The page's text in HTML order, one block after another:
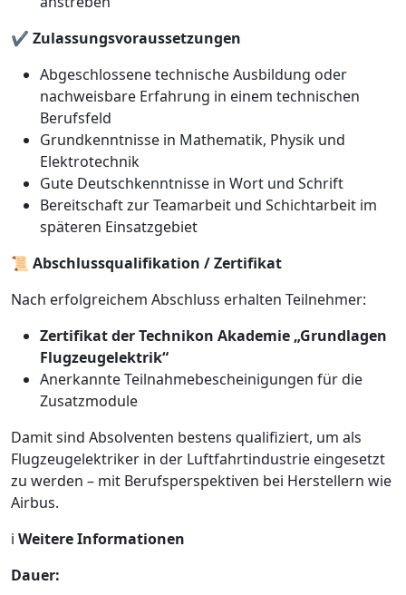
✔️ Zulassungsvoraussetzungen
Abgeschlossene technische Ausbildung oder
nachweisbare Erfahrung in einem technischen
Berufsfeld
Grundkenntnisse in Mathematik, Physik und
Elektrotechnik
Gute Deutschkenntnisse in Wort und Schrift
Bereitschaft zur Teamarbeit und Schichtarbeit im
späteren Einsatzgebiet
📜 Abschlussqualifikation / Zertifikat
Nach erfolgreichem Abschluss erhalten Teilnehmer:
Zertifikat der Technikon Akademie „Grundlagen
Flugzeugelektrik“
Anerkannte Teilnahmebescheinigungen für die
Zusatzmodule
Damit sind Absolventen bestens qualifiziert, um als
Flugzeugelektriker in der Luftfahrtindustrie eingesetzt
zu werden – mit Berufsperspektiven bei Herstellern wie
Airbus.
ℹ️ Weitere Informationen
Dauer: